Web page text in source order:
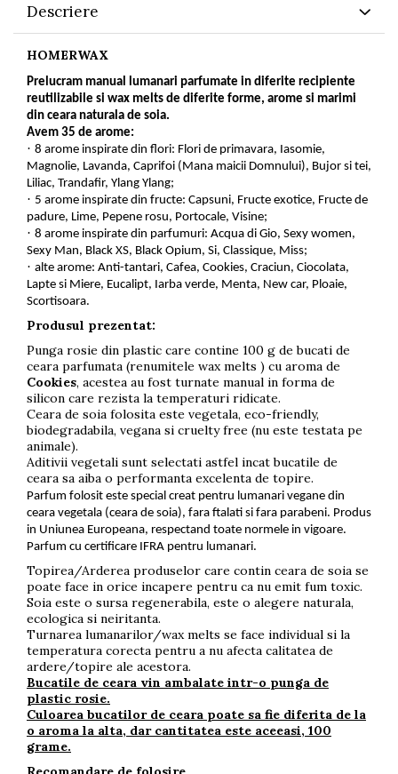
Descriere
HOMERWAX
Prelucram manual lumanari parfumate in diferite recipiente
reutilizabile si wax melts de diferite forme, arome si marimi
din ceara naturala de soia.
Avem 35 de arome:
· 8 arome inspirate din flori: Flori de primavara, Iasomie,
Magnolie, Lavanda, Caprifoi (Mana maicii Domnului), Bujor si tei,
Liliac, Trandafir, Ylang Ylang;
· 5 arome inspirate din fructe: Capsuni, Fructe exotice, Fructe de
padure, Lime, Pepene rosu, Portocale, Visine;
· 8 arome inspirate din parfumuri: Acqua di Gio, Sexy women,
Sexy Man, Black XS, Black Opium, Si, Classique, Miss;
· alte arome: Anti-tantari, Cafea, Cookies, Craciun, Ciocolata,
Lapte si Miere, Eucalipt, Iarba verde, Menta, New car, Ploaie,
Scortisoara.
Produsul prezentat:
Punga rosie din plastic care contine 100 g de bucati de
ceara parfumata (renumitele wax melts ) cu aroma de
Cookies, acestea au fost turnate manual in forma de
silicon care rezista la temperaturi ridicate.
Ceara de soia folosita este vegetala, eco-friendly,
biodegradabila, vegana si cruelty free (nu este testata pe
animale).
Aditivii vegetali sunt selectati astfel incat bucatile de
ceara sa aiba o performanta excelenta de topire.
Parfum folosit este special creat pentru lumanari vegane din
ceara vegetala (ceara de soia), fara ftalati si fara parabeni. Produs
in Uniunea Europeana, respectand toate normele in vigoare.
Parfum cu certificare IFRA pentru lumanari.
Topirea/Arderea produselor care contin ceara de soia se
poate face in orice incapere pentru ca nu emit fum toxic.
Soia este o sursa regenerabila, este o alegere naturala,
ecologica si neiritanta.
Turnarea lumanarilor/wax melts se face individual si la
temperatura corecta pentru a nu afecta calitatea de
ardere/topire ale acestora.
Bucatile de ceara vin ambalate intr-o punga de
plastic rosie.
Culoarea bucatilor de ceara poate sa fie diferita de la
o aroma la alta, dar cantitatea este aceeasi, 100
grame.